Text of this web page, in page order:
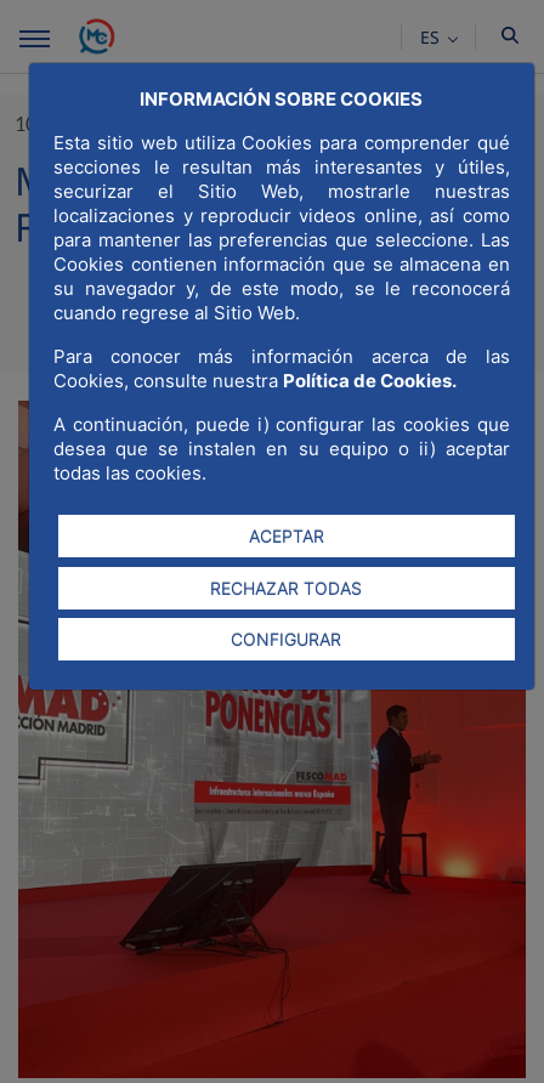
Saltar al contenido principal
INFORMACIÓN SOBRE COOKIES
Esta sitio web utiliza Cookies para comprender qué
secciones le resultan más interesantes y útiles,
securizar el Sitio Web, mostrarle nuestras
localizaciones y reproducir videos online, así como
para mantener las preferencias que seleccione. Las
Cookies contienen información que se almacena en
su navegador y, de este modo, se le reconocerá
cuando regrese al Sitio Web.
Para conocer más información acerca de las
Cookies, consulte nuestra Política de Cookies.
A continuación, puede i) configurar las cookies que
desea que se instalen en su equipo o ii) aceptar
todas las cookies.
ACEPTAR
RECHAZAR TODAS
CONFIGURAR
ES
10/04/2025
MWCC participa en
FESCOMAD 2025